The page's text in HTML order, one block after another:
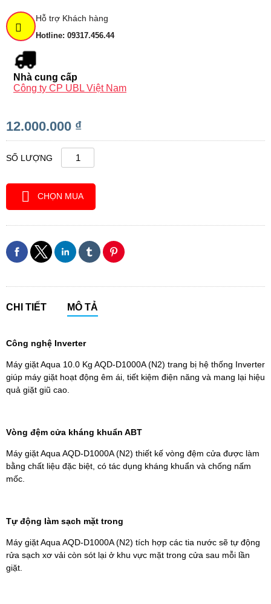
Hỗ trợ Khách hàng
Hotline: 09317.456.44
Nhà cung cấp
Công ty CP UBL Việt Nam
12.000.000 ₫
SỐ LƯỢNG
CHỌN MUA
CHI TIẾT MÔ TẢ
Công nghệ Inverter
Máy giặt Aqua 10.0 Kg AQD-D1000A (N2) trang bị hệ thống Inverter
giúp máy giặt hoạt động êm ái, tiết kiệm điện năng và mang lại hiệu
quả giặt giũ cao.
Vòng đệm cửa kháng khuẩn ABT
Máy giặt Aqua AQD-D1000A (N2) thiết kế vòng đệm cửa được làm
bằng chất liệu đặc biệt, có tác dụng kháng khuẩn và chống nấm
mốc.
Tự động làm sạch mặt trong
Máy giặt Aqua AQD-D1000A (N2) tích hợp các tia nước sẽ tự động
rửa sạch xơ vải còn sót lại ở khu vực mặt trong cửa sau mỗi lần
giặt.